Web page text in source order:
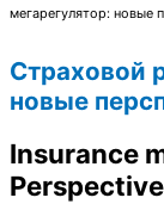
мегарегулятор: новые
Страховой
новые
Insurance